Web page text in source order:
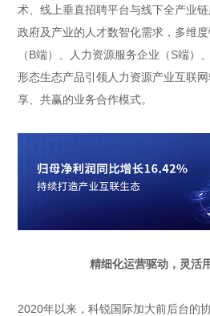
术、线上垂直招聘平台与线下全产业
政府及产业的人才数智化需求，多维
（B端）、人力资源服务企业（S端）
形态生态产品引领人力资源产业互联
享、共赢的业务合作模式。
精细化运营驱动，灵活
2020年以来，科锐国际加大前后台的